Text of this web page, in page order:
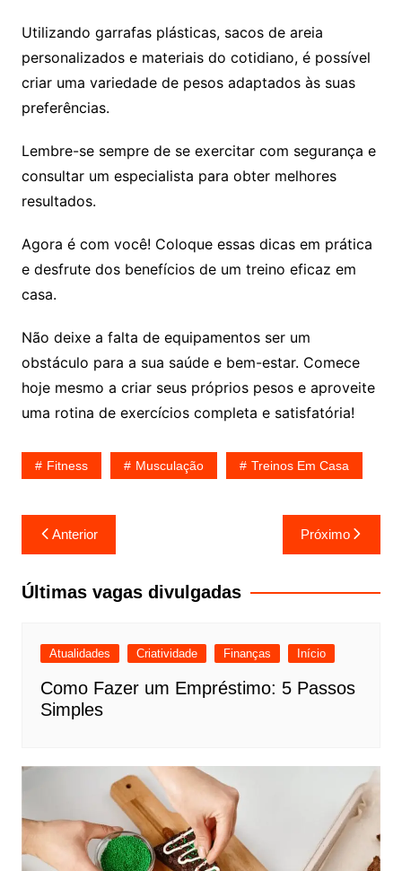
Utilizando garrafas plásticas, sacos de areia
personalizados e materiais do cotidiano, é possível
criar uma variedade de pesos adaptados às suas
preferências.
Lembre-se sempre de se exercitar com segurança e
consultar um especialista para obter melhores
resultados.
Agora é com você! Coloque essas dicas em prática
e desfrute dos benefícios de um treino eficaz em
casa.
Não deixe a falta de equipamentos ser um
obstáculo para a sua saúde e bem-estar. Comece
hoje mesmo a criar seus próprios pesos e aproveite
uma rotina de exercícios completa e satisfatória!
Fitness Musculação Treinos Em Casa
Navegação
de
Post
Anterior Próximo
Últimas vagas divulgadas
Atualidades Criatividade Finanças Início
Como Fazer um Empréstimo: 5 Passos
Simples